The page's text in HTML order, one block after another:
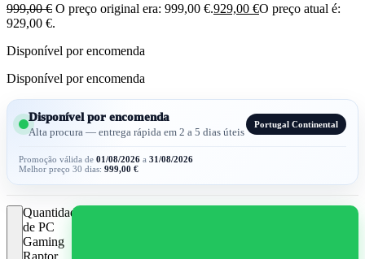
999,00€ O preço original era: 999,00 €.929,00 €O preço atual é:
929,00 €.
Disponível por encomenda
Disponível por encomenda
Disponível por encomenda
Alta procura — entrega rápida em 2 a 5 dias úteis
Portugal Continental
Promoção válida de 01/08/2026 a 31/08/2026
Melhor preço 30 dias: 999,00 €
Quantidade
de PC
Gaming
Raptor